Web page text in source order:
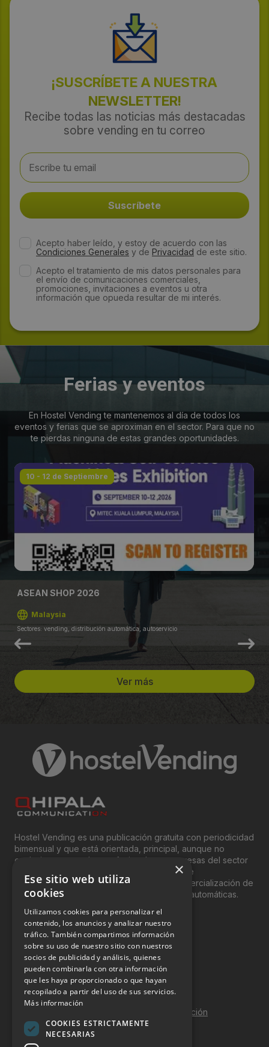
¡SUSCRÍBETE A NUESTRA
NEWSLETTER!
Recibe todas las noticias más destacadas
sobre vending en tu correo
Acepto haber leído, y estoy de acuerdo con las
Condiciones Generales y de Privacidad de este sitio.
Acepto el tratamiento de mis datos personales para
el envío de comunicaciones comerciales,
promociones, invitaciones a eventos u otra
información que opueda resultar de mi interés.
Ferias y eventos
En Hostel Vending te mantenemos al día de todos los
eventos y ferias que se aproximan en el sector. Para que no
te pierdas ninguna de estas grandes oportunidades.
10 - 12 de Septiembre
ASEAN SHOP 2026
Malaysia
Sectores: vending, distribución automática, autoservicio
Ver más
Hostel Vending es una publicación gratuita con periodicidad
bimensual y que está orientada, principal, aunque no
exclusivamente, a los profesionales y empresas del sector
del “Vending”; nombre con el que se conoce
genéricamente entre profesionales a la comercialización de
productos y servicios a través de máquinas automáticas.
INFORMACIÓN LEGAL
Aviso Legal
Política de Privacidad
Política de Cookies
Política de calidad y seguridad de la información
Contacto
×
Ese sitio web utiliza
cookies
Utilizamos cookies para personalizar el
contenido, los anuncios y analizar nuestro
tráfico. También compartimos información
sobre su uso de nuestro sitio con nuestros
socios de publicidad y análisis, quienes
pueden combinarla con otra información
que les haya proporcionado o que hayan
recopilado a partir del uso de sus servicios.
Más información
COOKIES ESTRICTAMENTE
NECESARIAS